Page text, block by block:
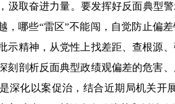
汲取奋进力量。要发挥好反面典型
，哪些“雷区”不能闯，自觉防止偏
示精神，从党性上找差距、查根源
刻剖析反面典型政绩观偏差的危害
深化以案促治，结合近期局机关